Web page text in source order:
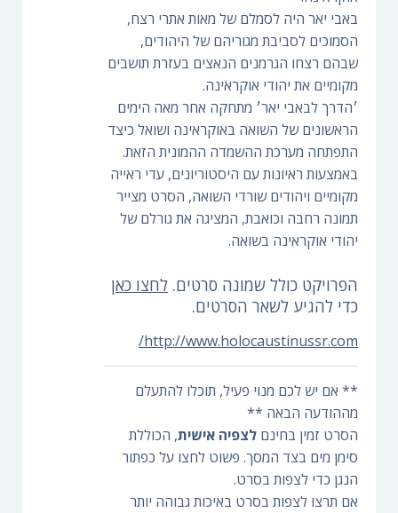
באבי יאר היה לסמלם של מאות אתרי רצח,
הסמוכים לסביבת מגוריהם של היהודים,
שבהם רצחו הגרמנים הנאצים בעזרת תושבים
מקומיים את יהודי אוקראינה.
׳הדרך לבאבי יאר׳ מתחקה אחר מאה הימים
הראשונים של השואה באוקראינה ושואל כיצד
התפתחה מערכת ההשמדה ההמונית הזאת.
באמצעות ראיונות עם היסטוריונים, עדי ראייה
מקומיים ויהודים שורדי השואה, הסרט מצייר
תמונה רחבה וכואבת, המציגה את גורלם של
יהודי אוקראינה בשואה.
הפרויקט כולל שמונה סרטים. לחצו כאן
כדי להגיע לשאר הסרטים.
http://www.holocaustinussr.com/
** אם יש לכם מנוי פעיל, תוכלו להתעלם
מההודעה הבאה **
הסרט זמין בחינם לצפיה אישית, הכוללת
סימן מים בצד המסך. פשוט לחצו על כפתור
הנגן כדי לצפות בסרט.
אם תרצו לצפות בסרט באיכות גבוהה יותר